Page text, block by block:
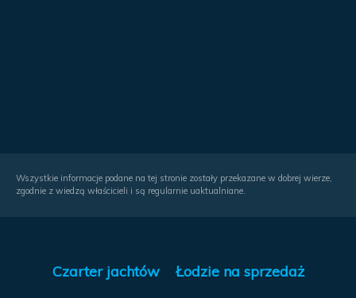
Wszystkie informacje podane na tej stronie zostały przekazane w dobrej wierze,
zgodnie z wiedzą właścicieli i są regularnie uaktualniane.
Czarter jachtów Łodzie na sprzedaż